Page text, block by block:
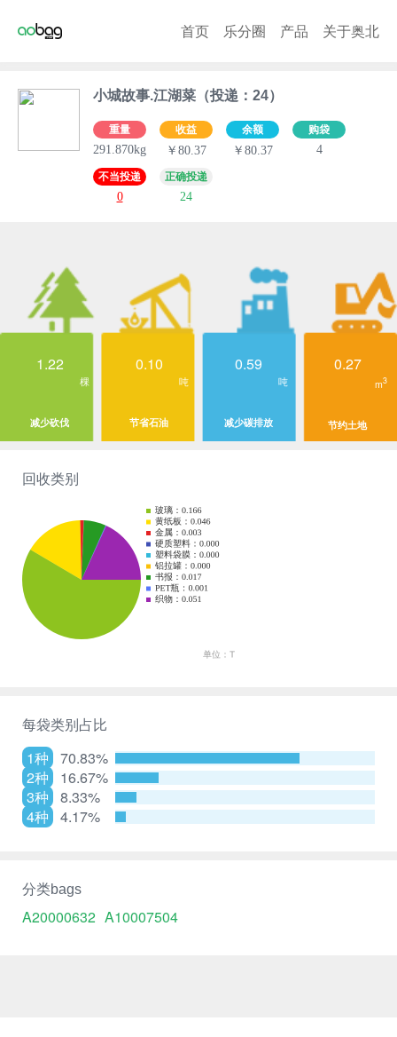
首页 乐分圈 产品 关于奥北
小城故事.江湖菜（投递：24）
重量
291.870kg
收益
￥80.37
余额
￥80.37
购袋
4
不当投递
0
正确投递
24
1.22
棵
减少砍伐
0.10
吨
节省石油
0.59
吨
减少碳排放
0.27
m3
节约土地
回收类别
每袋类别占比
1种
70.83%
2种
16.67%
3种
8.33%
4种
4.17%
分类bags
A20000632 A10007504